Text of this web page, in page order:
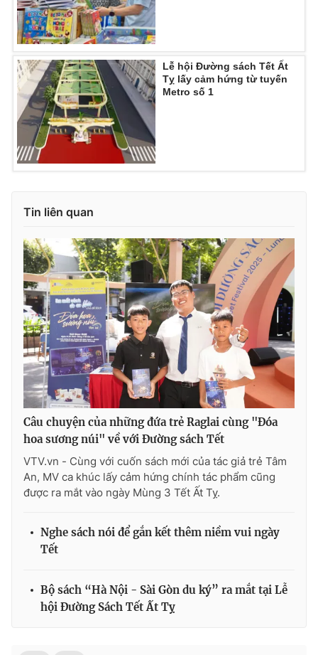
Ðiện thoại Thời báo VTV:024.66 897 897
Email:toasoan@vtv.vn
Liên hệ quảng cáo:024-7300.7108
® Cấm sao chép dưới mọi hình thức nếu không có sự chấp
thuận bằng văn bản. Ghi rõ nguồn VTV.vn khi phát hành lại
thông tin từ website này.
Lễ hội Đường sách Tết Ất
Tỵ lấy cảm hứng từ tuyến
Metro số 1
Tin liên quan
Câu chuyện của những đứa trẻ Raglai cùng "Đóa
hoa sương núi" về với Đường sách Tết
VTV.vn - Cùng với cuốn sách mới của tác giả trẻ Tâm
An, MV ca khúc lấy cảm hứng chính tác phẩm cũng
được ra mắt vào ngày Mùng 3 Tết Ất Tỵ.
Nghe sách nói để gắn kết thêm niềm vui ngày
Tết
Bộ sách “Hà Nội - Sài Gòn du ký” ra mắt tại Lễ
hội Đường Sách Tết Ất Tỵ